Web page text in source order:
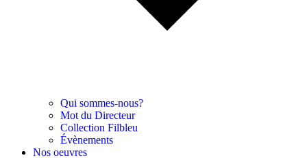
Qui sommes-nous?
Mot du Directeur
Collection Filbleu
Évènements
Nos oeuvres